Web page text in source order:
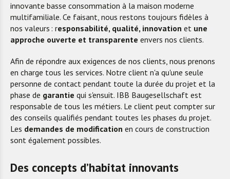
innovante basse consommation à la maison moderne
multifamiliale. Ce faisant, nous restons toujours fidèles à
nos valeurs : responsabilité, qualité, innovation et une
approche ouverte et transparente envers nos clients.
Afin de répondre aux exigences de nos clients, nous prenons
en charge tous les services. Notre client n'a qu'une seule
personne de contact pendant toute la durée du projet et la
phase de garantie qui s'ensuit. IBB Baugesellschaft est
responsable de tous les métiers. Le client peut compter sur
des conseils qualifiés pendant toutes les phases du projet.
Les demandes de modification en cours de construction
sont également possibles.
Des concepts d’habitat innovants